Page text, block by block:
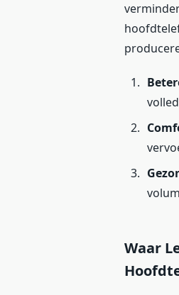
Waar